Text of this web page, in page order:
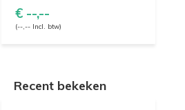
€ --,--
(--,-- Incl. btw)
Recent bekeken